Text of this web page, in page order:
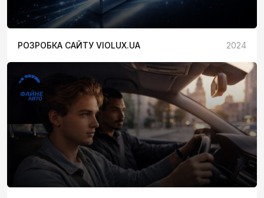
РОЗРОБКА САЙТУ VIOLUX.UA 2024